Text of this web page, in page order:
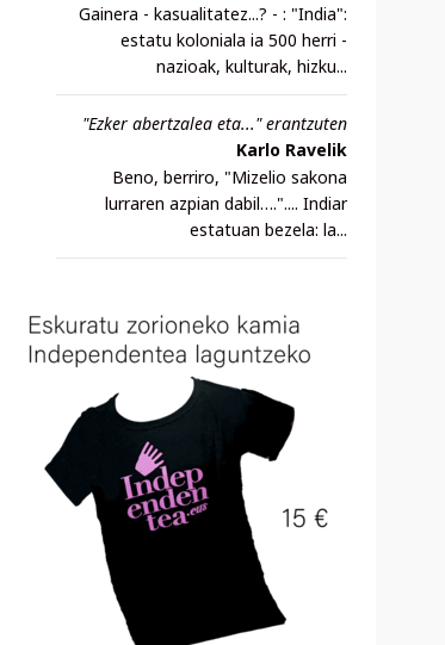
Gainera - kasualitatez...? - : "India":
estatu koloniala ia 500 herri -
nazioak, kulturak, hizku...
"Ezker abertzalea eta..." erantzuten
Karlo Ravelik
Beno, berriro, "Mizelio sakona
lurraren azpian dabil….".... Indiar
estatuan bezela: la...